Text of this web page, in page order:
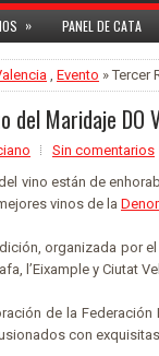
» PANEL DE CATA
, Evento » Tercer
del Maridaje DO
Sin comentarios
vino están de
vinos de la
organizada por
l’Eixample y Ciutat
de la
con